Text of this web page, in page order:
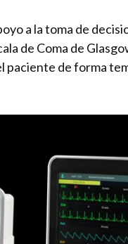
a la toma de
de Coma de
de forma